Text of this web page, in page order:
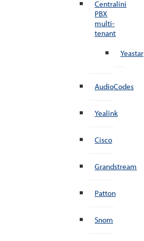
Centralini
PBX
multi-
tenant
Yeastar
AudioCodes
Yealink
Cisco
Grandstream
Patton
Snom